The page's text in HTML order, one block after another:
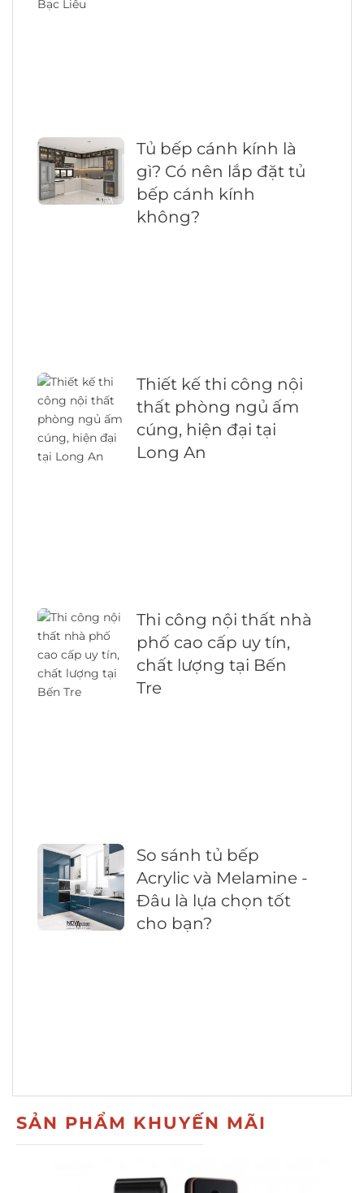
Tủ bếp cánh kính là
gì? Có nên lắp đặt tủ
bếp cánh kính
không?
Thiết kế thi công nội
thất phòng ngủ ấm
cúng, hiện đại tại
Long An
Thi công nội thất nhà
phố cao cấp uy tín,
chất lượng tại Bến
Tre
So sánh tủ bếp
Acrylic và Melamine -
Đâu là lựa chọn tốt
cho bạn?
SẢN PHẨM KHUYẾN MÃI